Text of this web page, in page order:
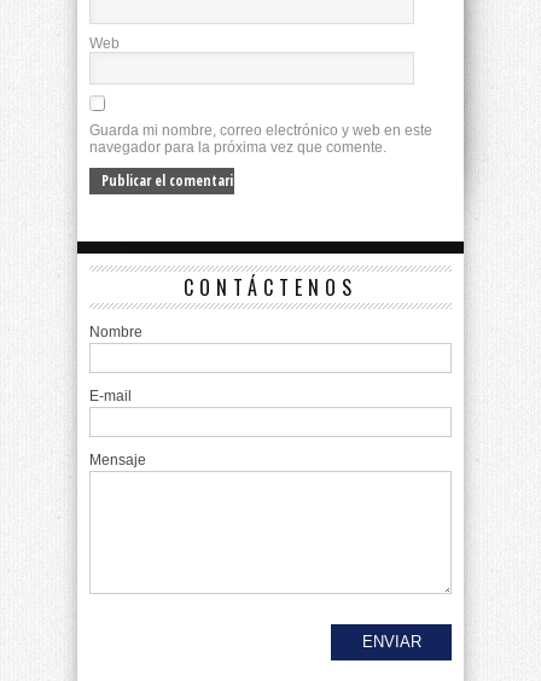
Web
Guarda mi nombre, correo electrónico y web en este
navegador para la próxima vez que comente.
CONTÁCTENOS
Nombre
E-mail
Mensaje